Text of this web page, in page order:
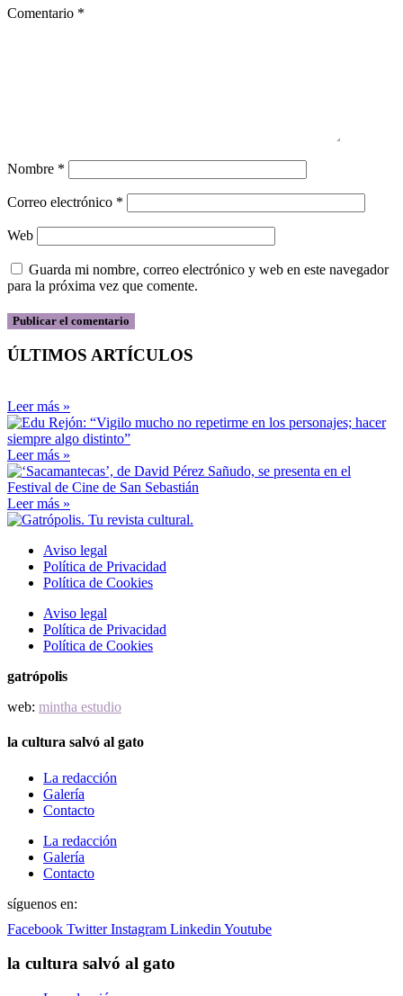
Comentario *
Nombre *
Correo electrónico *
Web
Guarda mi nombre, correo electrónico y web en este navegador
para la próxima vez que comente.
ÚLTIMOS ARTÍCULOS
Leer más »
Leer más »
Leer más »
Aviso legal
Política de Privacidad
Política de Cookies
Aviso legal
Política de Privacidad
Política de Cookies
gatrópolis
web: mintha estudio
la cultura salvó al gato
La redacción
Galería
Contacto
La redacción
Galería
Contacto
síguenos en:
Facebook Twitter Instagram Linkedin Youtube
la cultura salvó al gato